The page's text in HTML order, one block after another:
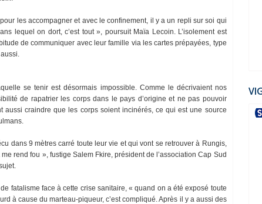
les accompagner et avec le confinement, il y a un repli sur soi qui
lequel on dort, c’est tout », poursuit Maïa Lecoin. L’isolement est
de communiquer avec leur famille via les cartes prépayées, type
se tenir est désormais impossible. Comme le décrivaient nos
de rapatrier les corps dans le pays d’origine et ne pas pouvoir
aussi craindre que les corps soient incinérés, ce qui est une source
dans 9 mètres carré toute leur vie et qui vont se retrouver à Rungis,
rend fou », fustige Salem Fkire, président de l’association Cap Sud
fatalisme face à cette crise sanitaire, « quand on a été exposé toute
à cause du marteau-piqueur, c’est compliqué. Après il y a aussi des